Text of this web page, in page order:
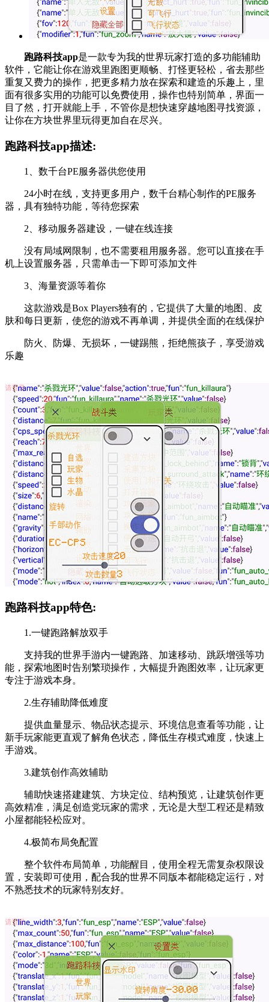
跑路科技app是一款专为我的世界玩家打造的多功能辅助
软件，它能让你在游戏里跑图更顺畅、打怪更轻松，省去那些
重复又费力的操作，把更多精力放在探索和建造的乐趣上，里
面有很多实用的功能可以免费使用，操作也特别简单，界面一
目了然，打开就能上手，不管你是想快速穿越地图寻找资源，
让你在方块世界里玩得更加自在尽兴。
跑路科技app描述:
1、数千台PE服务器供您使用
24小时在线，支持更多用户，数千台精心制作的PE服务
器，具有独特功能，等待您探索
2、移动服务器建设，一键在线连接
没有局域网限制，也不需要租用服务器。您可以直接在手
机上设置服务器，只需单击一下即可添加文件
3、海量资源等着你
这款游戏是Box Players独有的，它提供了大量的地图、皮
肤和每日更新，使您的游戏不再单调，并提供全面的在线保护
防火、防爆、无损坏，一键踢熊，拒绝熊孩子，享受游戏
乐趣
跑路科技app特色:
1.一键跑路解放双手
支持我的世界手游内一键跑路、加速移动、跳跃增强等功
能，探索地图时告别繁琐操作，大幅提升跑图效率，让玩家更
专注于游戏本身。
2.生存辅助降低难度
提供血量显示、物品状态提示、环境信息查看等功能，让
新手玩家能更直观了解角色状态，降低生存模式难度，快速上
手游戏。
3.建筑创作高效辅助
辅助快速搭建建筑、方块定位、结构预览，让建筑创作更
高效精准，满足创造党玩家的需求，无论是大型工程还是精致
小屋都能轻松应对。
4.极简布局免配置
整个软件布局简单，功能醒目，使用全程无需复杂权限设
置，安装即可使用，配合我的世界不同版本都能稳定运行，对
不熟悉技术的玩家特别友好。